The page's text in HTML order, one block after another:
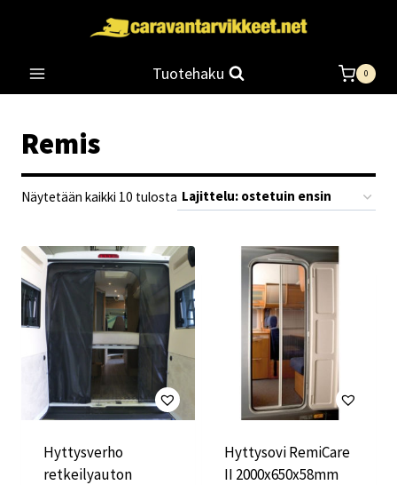
Tuotehaku 0
Remis
Näytetään kaikki 10 tulosta Suosituimmat
Hyttysverho
retkeilyauton
Hyttysovi RemiCare
II 2000x650x58mm